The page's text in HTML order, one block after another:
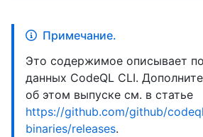
Примечание.
Это содержимое описывает
данных CodeQL CLI.
об этом выпуске см. в статье
https://github.com/github/
binaries/releases.